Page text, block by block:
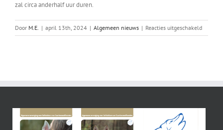
zal circa anderhalf uur duren.
Door M.E. | april 13th, 2024 | Algemeen nieuws | Reacties uitgeschakeldvoor